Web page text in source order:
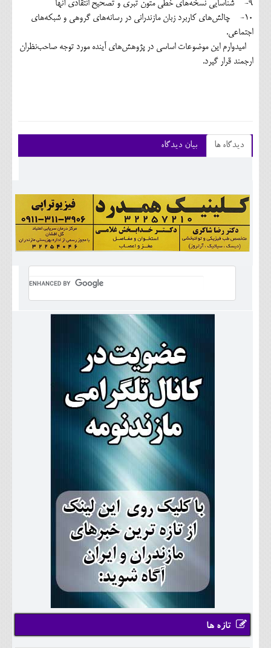
9- شناسایی نسخه‌های خطی متون تبری‌ و تصحیح انتقادی آنها
10- چالش‌های کاربرد زبان مازندرانی در رسانه‌های گروهی و شبکه‌های
اجتماعی.
امیدوارم این موضوعات اساسی در پژوهش‌های آینده مورد توجه صاحب‌نظران
ارجمند قرار گیرد.
دیدگاه ها بیان دیدگاه
تازه ها